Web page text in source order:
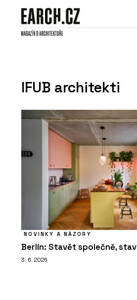
IFUB architekti
NOVINKY A NÁZORY
Berlín: Stavět společně,
3. 6. 2026